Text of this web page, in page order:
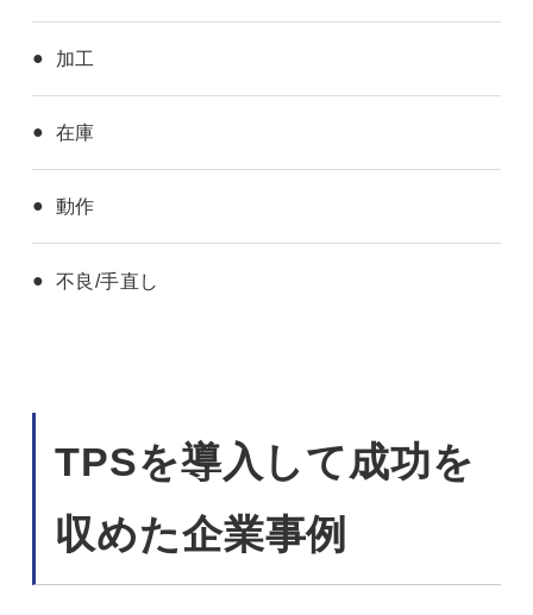
加工
在庫
動作
不良/手直し
TPSを導入して成功を
収めた企業事例